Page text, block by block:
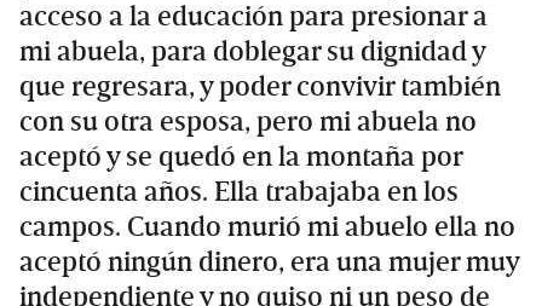
acceso a la educación para presionar a
mi abuela, para doblegar su dignidad y
que regresara, y poder convivir también
con su otra esposa, pero mi abuela no
aceptó y se quedó en la montaña por
cincuenta años. Ella trabajaba en los
campos. Cuando murió mi abuelo ella no
aceptó ningún dinero, era una mujer muy
independiente y no quiso ni un peso de